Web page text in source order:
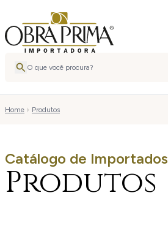
Home Produtos
Catálogo de Importados
Produtos